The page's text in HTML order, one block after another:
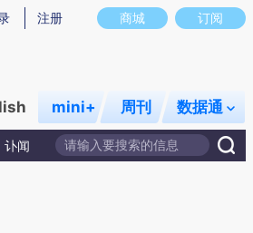
实意图存在偏差。不代表财新观点和立场。推荐
商城 订阅
注册
mini+ 周刊 数据通
讣闻